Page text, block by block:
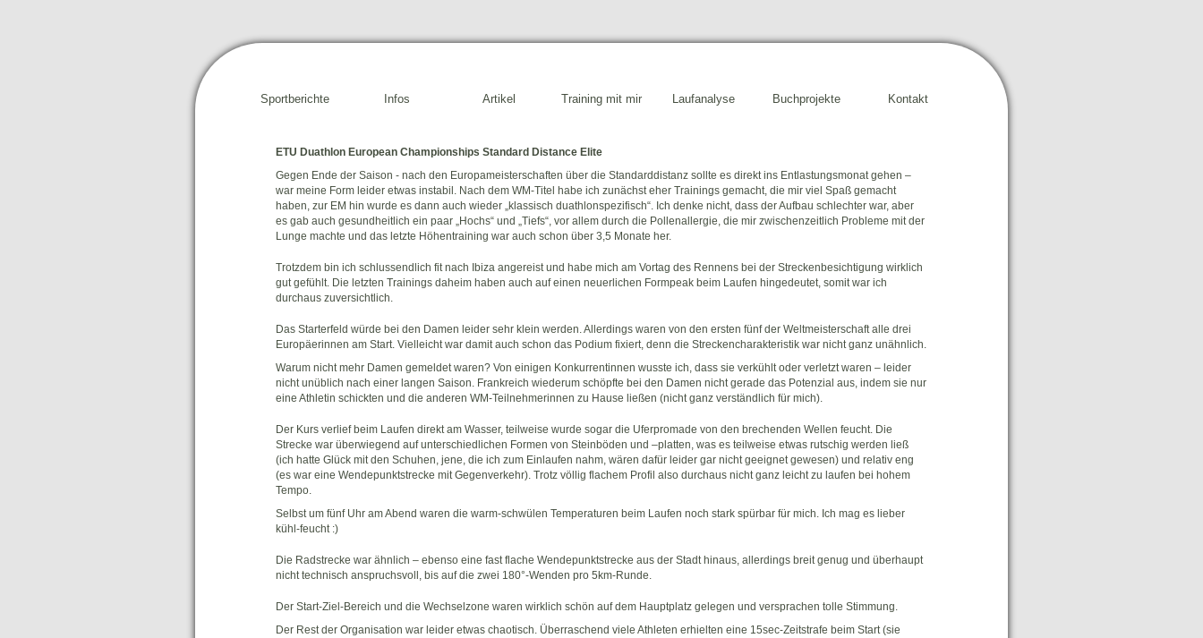
Sportberichte Infos Artikel Training mit mir Laufanalyse Buchprojekte Kontakt
ETU Duathlon European Championships Standard Distance Elite
Gegen Ende der Saison - nach den Europameisterschaften über die Standarddistanz sollte es direkt ins Entlastungsmonat gehen –
war meine Form leider etwas instabil. Nach dem WM-Titel habe ich zunächst eher Trainings gemacht, die mir viel Spaß gemacht
haben, zur EM hin wurde es dann auch wieder „klassisch duathlonspezifisch“. Ich denke nicht, dass der Aufbau schlechter war, aber
es gab auch gesundheitlich ein paar „Hochs“ und „Tiefs“, vor allem durch die Pollenallergie, die mir zwischenzeitlich Probleme mit der
Lunge machte und das letzte Höhentraining war auch schon über 3,5 Monate her.
Trotzdem bin ich schlussendlich fit nach Ibiza angereist und habe mich am Vortag des Rennens bei der Streckenbesichtigung wirklich
gut gefühlt. Die letzten Trainings daheim haben auch auf einen neuerlichen Formpeak beim Laufen hingedeutet, somit war ich
durchaus zuversichtlich.
Das Starterfeld würde bei den Damen leider sehr klein werden. Allerdings waren von den ersten fünf der Weltmeisterschaft alle drei
Europäerinnen am Start. Vielleicht war damit auch schon das Podium fixiert, denn die Streckencharakteristik war nicht ganz unähnlich.
Warum nicht mehr Damen gemeldet waren? Von einigen Konkurrentinnen wusste ich, dass sie verkühlt oder verletzt waren – leider
nicht unüblich nach einer langen Saison. Frankreich wiederum schöpfte bei den Damen nicht gerade das Potenzial aus, indem sie nur
eine Athletin schickten und die anderen WM-Teilnehmerinnen zu Hause ließen (nicht ganz verständlich für mich).
Der Kurs verlief beim Laufen direkt am Wasser, teilweise wurde sogar die Uferpromade von den brechenden Wellen feucht. Die
Strecke war überwiegend auf unterschiedlichen Formen von Steinböden und –platten, was es teilweise etwas rutschig werden ließ
(ich hatte Glück mit den Schuhen, jene, die ich zum Einlaufen nahm, wären dafür leider gar nicht geeignet gewesen) und relativ eng
(es war eine Wendepunktstrecke mit Gegenverkehr). Trotz völlig flachem Profil also durchaus nicht ganz leicht zu laufen bei hohem
Tempo.
Selbst um fünf Uhr am Abend waren die warm-schwülen Temperaturen beim Laufen noch stark spürbar für mich. Ich mag es lieber
kühl-feucht :)
Die Radstrecke war ähnlich – ebenso eine fast flache Wendepunktstrecke aus der Stadt hinaus, allerdings breit genug und überhaupt
nicht technisch anspruchsvoll, bis auf die zwei 180°-Wenden pro 5km-Runde.
Der Start-Ziel-Bereich und die Wechselzone waren wirklich schön auf dem Hauptplatz gelegen und versprachen tolle Stimmung.
Der Rest der Organisation war leider etwas chaotisch. Überraschend viele Athleten erhielten eine 15sec-Zeitstrafe beim Start (sie